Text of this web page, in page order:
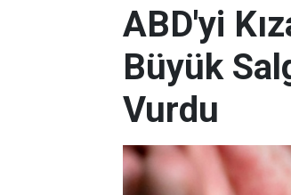
ABD'yi
Büyük
Vurdu